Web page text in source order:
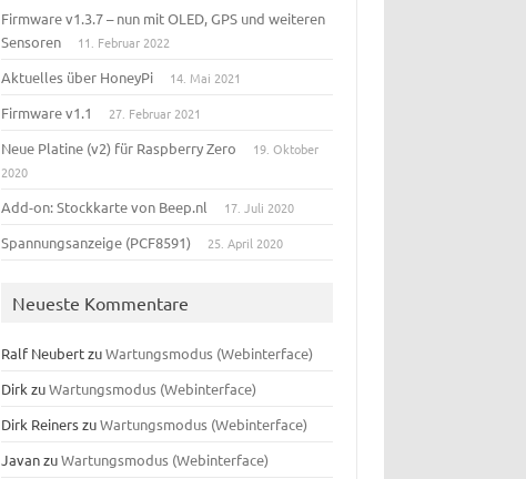
Firmware v1.3.7 – nun mit OLED, GPS und weiteren
Sensoren
11. Februar 2022
Aktuelles über HoneyPi 14. Mai 2021
Firmware v1.1 27. Februar 2021
Neue Platine (v2) für Raspberry Zero
19. Oktober
2020
Add-on: Stockkarte von Beep.nl 17. Juli 2020
Spannungsanzeige (PCF8591) 25. April 2020
Neueste Kommentare
Ralf NeubertzuWartungsmodus (Webinterface)
Dirk zuWartungsmodus (Webinterface)
Dirk ReinerszuWartungsmodus (Webinterface)
JavanzuWartungsmodus (Webinterface)